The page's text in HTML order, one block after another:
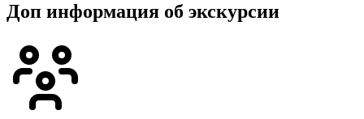
Доп информация об экскурсии